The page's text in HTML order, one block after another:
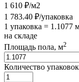
1 610 ₽/м2
1 783.40 ₽/упаковка
1 упаковка = 1.1077
на складе
Площадь пола, м2
Количество